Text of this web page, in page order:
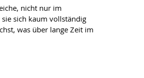
nicht nur im
sich kaum vollständig
was über lange Zeit im